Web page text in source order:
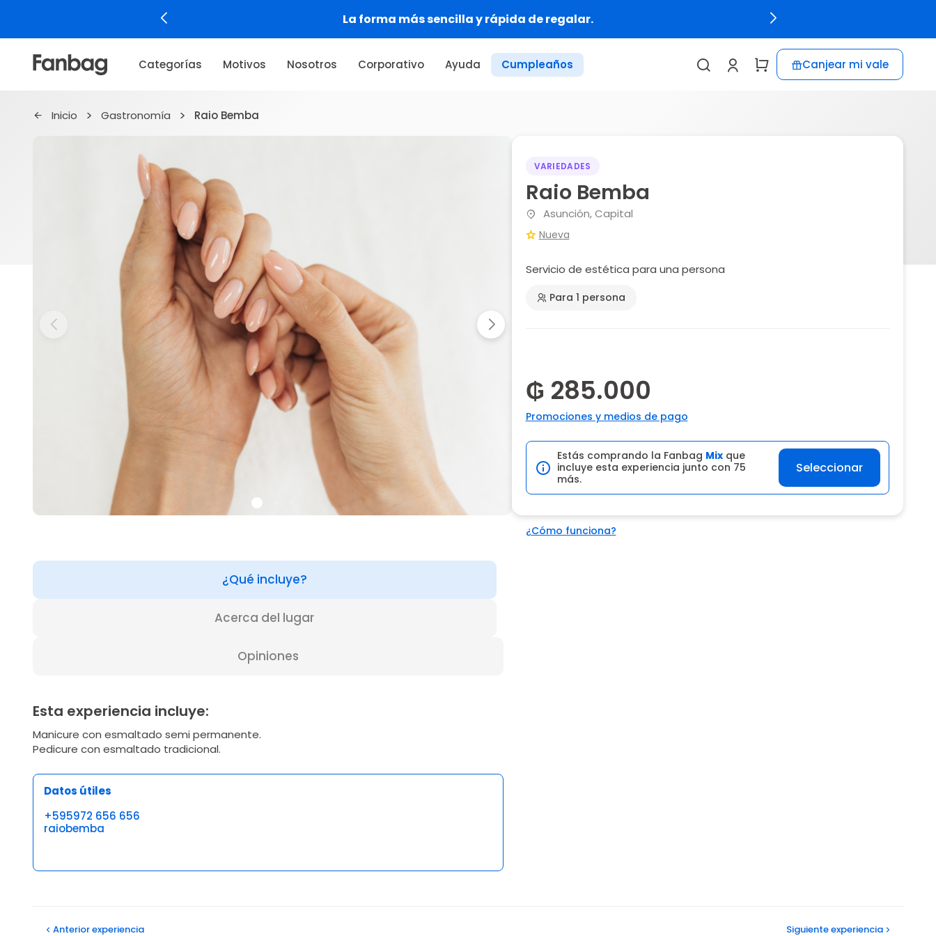
La forma más sencilla y rápida de regalar.
Categorías Motivos Nosotros Corporativo Ayuda Cumpleaños Canjear mi vale
Inicio Gastronomía Raio Bemba
VARIEDADES
Raio Bemba
Asunción, Capital
Nueva
Servicio de estética para una persona
Para 1 persona
₲ 285.000
Promociones y medios de pago
Estás comprando la Fanbag Mixque
incluye esta experiencia junto con 75
más.
Seleccionar
¿Cómo funciona?
¿Qué incluye?
Acerca del lugar
Opiniones
Esta experiencia incluye:
Manicure con esmaltado semi permanente.
Pedicure con esmaltado tradicional.
Datos útiles
+595972 656 656
raiobemba
Anteriorexperiencia Siguienteexperiencia